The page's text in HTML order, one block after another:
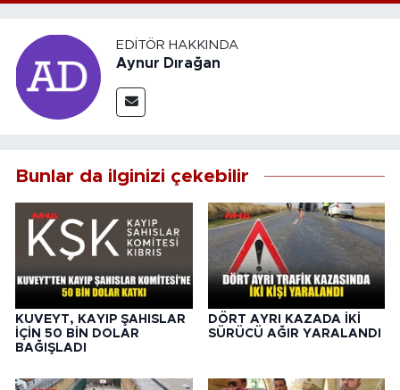
EDITÖR HAKKINDA
Aynur Dırağan
Bunlar da ilginizi çekebilir
KUVEYT, KAYIP ŞAHISLAR
İÇİN 50 BİN DOLAR
BAĞIŞLADI
DÖRT AYRI KAZADA İKİ
SÜRÜCÜ AĞIR YARALANDI